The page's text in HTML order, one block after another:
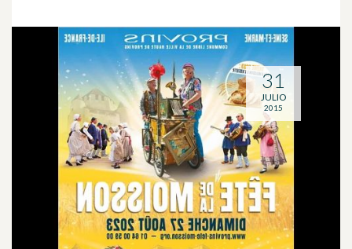
31
JULIO
2015